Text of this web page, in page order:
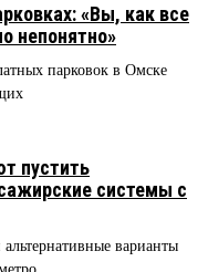
«Вы, как все
непонятно»
парковок в Омске
пустить
системы с
варианты